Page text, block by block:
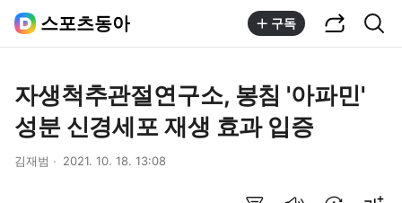
스포츠동아 구독
자생척추관절연구소, 봉침 '아파민'
성분 신경세포 재생 효과 입증
김재범 2021. 10. 18. 13:08